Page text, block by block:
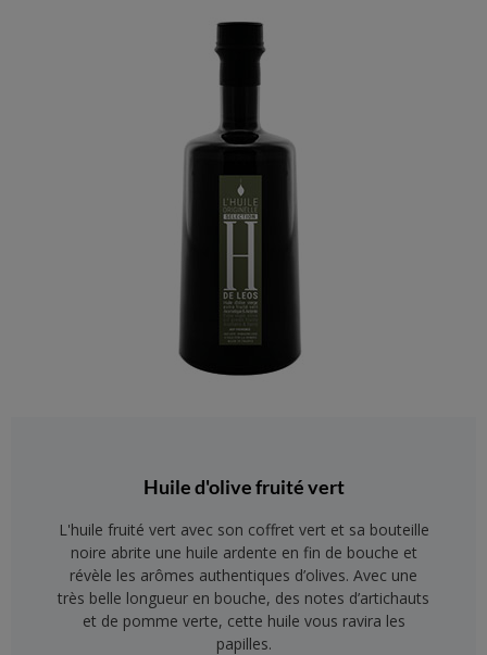
Huile d'olive fruité vert
L'huile fruité vert avec son coffret vert et sa bouteille
noire abrite une huile ardente en fin de bouche et
révèle les arômes authentiques d’olives. Avec une
très belle longueur en bouche, des notes d’artichauts
et de pomme verte, cette huile vous ravira les
papilles.